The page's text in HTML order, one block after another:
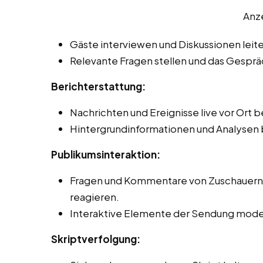
Gäste interviewen und Diskussionen
Relevante Fragen stellen und das
Berichterstattung:
Nachrichten und Ereignisse live vor Ort
Hintergrundinformationen und
Publikumsinteraktion:
Fragen und Kommentare von
reagieren.
Interaktive Elemente der Sendung
Skriptverfolgung: